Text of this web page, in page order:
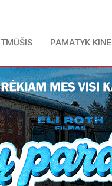
PAMATYK KINE